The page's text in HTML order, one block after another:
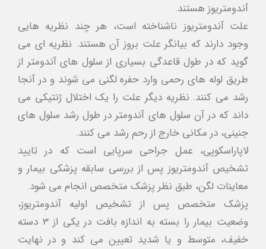
آندومتریوز هستند.
علت آندومتریوز ناشناخته است، هر چند نظریه هایی
وجود دارند که بیانگر علت بروز آن هستند. نظریه ای می
گوید که در طول قاعدگی بسیاری از سلول های آندومتر از
طریق لوله های رحمی وارد حفره لگنی می شوند و در آنجا
رشد می کنند. نظریه دیگر علت را یک اختلال ژنتیکی می
داند که در آن سلول های آندومتر در طول رشد سلول های
جنینی، در مکانی خارج از رحم رشد می کنند.
لاپاراسکوپی، عمل جراحی سرپایی است که در تایید
تشخیص آندومتریوز پس از بررسی سابقه پزشکی بیمار و
معاینات لگن، طبق نظر پزشک متخصص انجام می شود.
پزشک متخصص پس از تشخیص اولیه آندومتریوز،
وضعیت بیمار را بسته به اندازه بافت در یکی از 3 دسته
خفیف، متوسط و یا شدید تعیین می کند و در نهایت